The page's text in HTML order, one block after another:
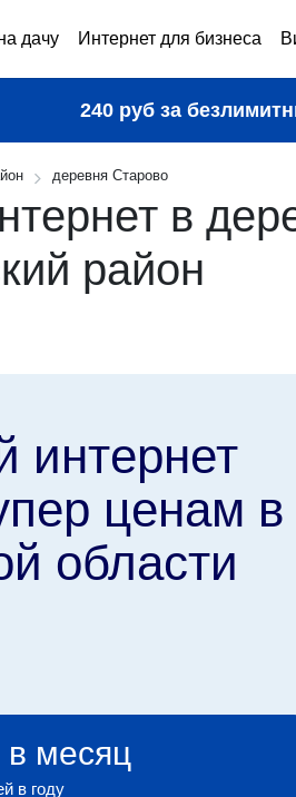
дачу Интернет для бизнеса
240 руб за
деревня Старово
в
район
интернет
ценам в
области
в месяц
в году